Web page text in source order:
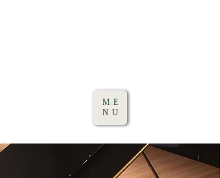
ME
NU